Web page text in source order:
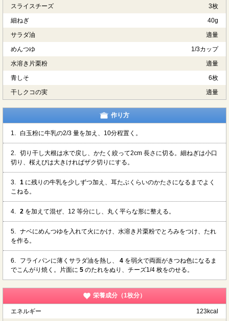
スライスチーズ
3枚
細ねぎ
40g
サラダ油
適量
めんつゆ
1/3カップ
水溶き片栗粉
適量
青しそ
6枚
干しクコの実
適量
作り方
1. 白玉粉に牛乳の2/3 量を加え、10分程置く。
2. 切り干し大根は水で戻し、かたく絞って2cm 長さに切る。細ねぎは小口
切り、桜えびは大きければザク切りにする。
3. 1 に残りの牛乳を少しずつ加え、耳たぶくらいのかたさになるまでよく
こねる。
4. 2 を加えて混ぜ、12 等分にし、丸く平らな形に整える。
5. ナベにめんつゆを入れて火にかけ、水溶き片栗粉でとろみをつけ、たれ
を作る。
6. フライパンに薄くサラダ油を熱し、 4 を弱火で両面がきつね色になるま
でこんがり焼く。片面に 5 のたれをぬり、チーズ1/4 枚をのせる。
栄養成分（1枚分）
エネルギー
123kcal